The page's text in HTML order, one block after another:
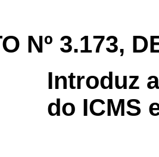
Nº 3.173,
Introduz
do ICMS